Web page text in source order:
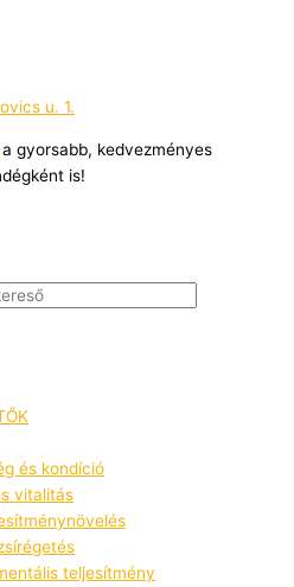
u. 1.
a gyorsabb, kedvezményes
is!
és kondíció
vitalitás
teljesítmény